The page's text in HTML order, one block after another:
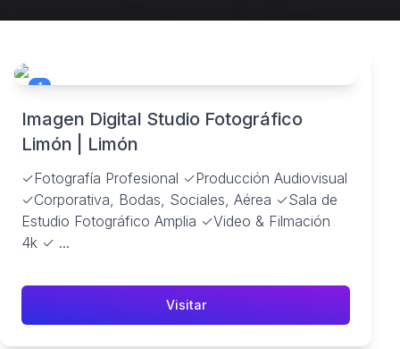
1
Imagen Digital Studio Fotográfico
Limón | Limón
✓Fotografía Profesional ✓Producción Audiovisual
✓Corporativa, Bodas, Sociales, Aérea ✓Sala de
Estudio Fotográfico Amplia ✓Video & Filmación
4k ✓ ...
Visitar